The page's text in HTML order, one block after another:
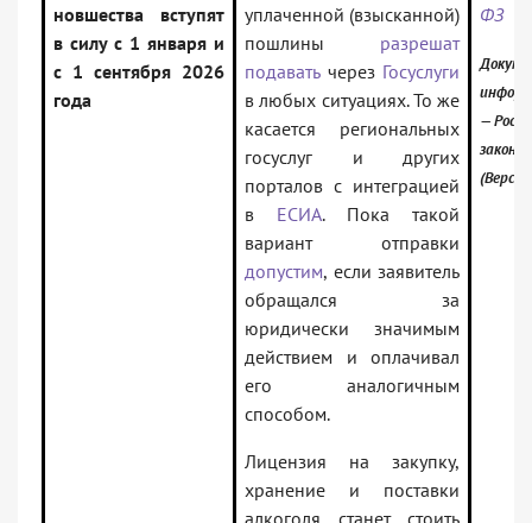
новшества вступят
в силу с 1 января и
с 1 сентября 2026
года
уплаченной (взысканной)
пошлины разрешат
подаватьчерез Госуслуги
в любых ситуациях. То же
касается региональных
госуслуг и других
порталов с интеграцией
в ЕСИА. Пока такой
вариант отправки
допустим, если заявитель
обращался за
юридически значимым
действием и оплачивал
его аналогичным
способом.
Лицензия на закупку,
хранение и поставки
ФЗ
—